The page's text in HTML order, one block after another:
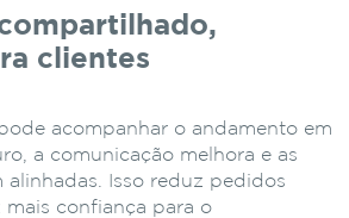
clientes
acompanhar o andamento em
a comunicação melhora e as
alinhadas. Isso reduz pedidos
mais confiança para o